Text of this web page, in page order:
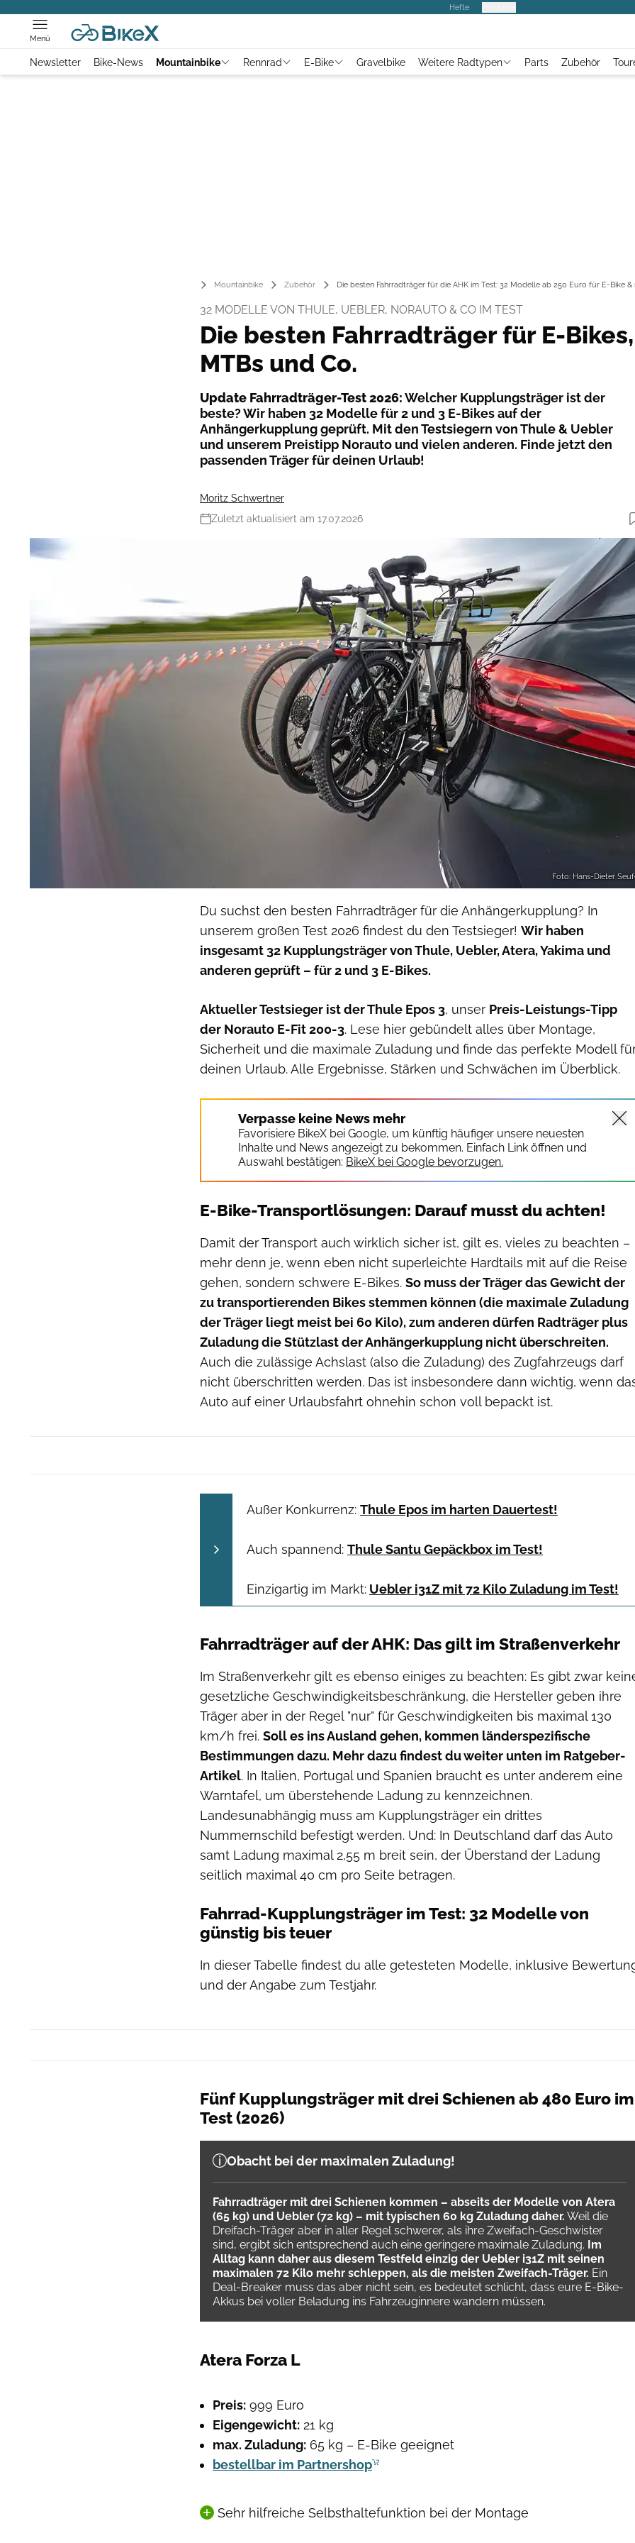
Hefte
Menü
Newsletter Bike-News Mountainbike Rennrad E-Bike Gravelbike Weitere Radtypen Parts Zubehör
Mountainbike Zubehör Die besten Fahrradträger für die AHK im Test: 32 Modelle ab 250 Euro für E-Bike &
32 MODELLE VON THULE, UEBLER, NORAUTO & CO IM TEST
Die besten Fahrradträger für E-Bikes,
MTBs und Co.
Update Fahrradträger-Test 2026:Welcher Kupplungsträger ist der
beste? Wir haben 32 Modelle für 2 und 3 E-Bikes auf der
Anhängerkupplung geprüft. Mit den Testsiegern von Thule & Uebler
und unserem Preistipp Norauto und vielen anderen. Finde jetzt den
passenden Träger für deinen Urlaub!
Moritz Schwertner
Zuletzt aktualisiert am 17.07.2026
Foto: Hans-Dieter
Du suchst den besten Fahrradträger für die Anhängerkupplung? In
unserem großen Test 2026 findest du den Testsieger! Wir haben
insgesamt 32 Kupplungsträger von Thule, Uebler, Atera, Yakima und
anderen geprüft – für 2 und 3 E-Bikes.
Aktueller Testsieger ist der Thule Epos 3, unser Preis-Leistungs-Tipp
der Norauto E-Fit 200-3. Lese hier gebündelt alles über Montage,
Sicherheit und die maximale Zuladung und finde das perfekte Modell
deinen Urlaub. Alle Ergebnisse, Stärken und Schwächen im Überblick.
Verpasse keine News mehr
Favorisiere BikeX bei Google, um künftig häufiger unsere neuesten
Inhalte und News angezeigt zu bekommen. Einfach Link öffnen und
Auswahl bestätigen: BikeX bei Google bevorzugen.
E-Bike-Transportlösungen: Darauf musst du achten!
Damit der Transport auch wirklich sicher ist, gilt es, vieles zu beachten –
mehr denn je, wenn eben nicht superleichte Hardtails mit auf die Reise
gehen, sondern schwere E-Bikes. So muss der Träger das Gewicht der
zu transportierenden Bikes stemmen können (die maximale Zuladung
der Träger liegt meist bei 60 Kilo), zum anderen dürfen Radträger plus
Zuladung die Stützlast der Anhängerkupplung nicht überschreiten.
Auch die zulässige Achslast (also die Zuladung) des Zugfahrzeugs darf
nicht überschritten werden. Das ist insbesondere dann wichtig, wenn
Auto auf einer Urlaubsfahrt ohnehin schon voll bepackt ist.
Außer Konkurrenz: Thule Epos im harten Dauertest!
Auch spannend: Thule Santu Gepäckbox im Test!
Einzigartig im Markt: Uebler i31Z mit 72 Kilo Zuladung im Test!
Fahrradträger auf der AHK: Das gilt im Straßenverkehr
Im Straßenverkehr gilt es ebenso einiges zu beachten: Es gibt zwar
gesetzliche Geschwindigkeitsbeschränkung, die Hersteller geben ihre
Träger aber in der Regel "nur" für Geschwindigkeiten bis maximal 130
km/h frei. Soll es ins Ausland gehen, kommen länderspezifische
Bestimmungen dazu. Mehr dazu findest du weiter unten im Ratgeber-
Artikel. In Italien, Portugal und Spanien braucht es unter anderem eine
Warntafel, um überstehende Ladung zu kennzeichnen.
Landesunabhängig muss am Kupplungsträger ein drittes
Nummernschild befestigt werden. Und: In Deutschland darf das Auto
samt Ladung maximal 2,55 m breit sein, der Überstand der Ladung
seitlich maximal 40 cm pro Seite betragen.
Fahrrad-Kupplungsträger im Test: 32 Modelle von
günstig bis teuer
In dieser Tabelle findest du alle getesteten Modelle, inklusive
und der Angabe zum Testjahr.
Fünf Kupplungsträger mit drei Schienen ab 480 Euro im
Test (2026)
Obacht bei der maximalen Zuladung!
Fahrradträger mit drei Schienen kommen – abseits der Modelle von Atera
(65 kg) und Uebler (72 kg) – mit typischen 60 kg Zuladung daher. Weil die
Dreifach-Träger aber in aller Regel schwerer, als ihre Zweifach-Geschwister
sind, ergibt sich entsprechend auch eine geringere maximale Zuladung. Im
Alltag kann daher aus diesem Testfeld einzig der Uebler i31Z mit seinen
maximalen 72 Kilo mehr schleppen, als die meisten Zweifach-Träger. Ein
Deal-Breaker muss das aber nicht sein, es bedeutet schlicht, dass eure E-Bike-
Akkus bei voller Beladung ins Fahrzeuginnere wandern müssen.
Atera Forza L
Preis: 999 Euro
Eigengewicht: 21 kg
max. Zuladung: 65 kg – E-Bike geeignet
bestellbar im Partnershop
Sehr hilfreiche Selbsthaltefunktion bei der Montage